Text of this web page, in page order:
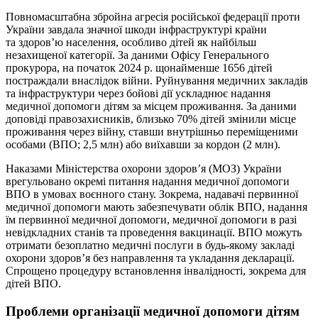
Повномасштабна збройна агресія російської федерації проти
України завдала значної шкоди інфраструктурі країни
та здоров’ю населення, особливо дітей як найбільш
незахищеної категорії. За даними Офісу Генерального
прокурора, на початок 2024 р. щонайменше 1656 дітей
постраждали внаслідок війни. Руйнування медичних закладів
та інфраструктури через бойові дії ускладнює надання
медичної допомоги дітям за місцем проживання. За даними
доповіді правозахисників, близько 70% дітей змінили місце
проживання через війну, ставши внутрішньо переміщеними
особами (ВПО; 2,5 млн) або виїхавши за кордон (2 млн).
Наказами Міністерства охорони здоров’я (МОЗ) України
врегульовано окремі питання надання медичної допомоги
ВПО в умовах воєнного стану. Зокрема, надавачі первинної
медичної допомоги мають забезпечувати облік ВПО, надання
їм первинної медичної допомоги, медичної допомоги в разі
невідкладних станів та проведення вакцинації. ВПО можуть
отримати безоплатно медичні послуги в будь-якому закладі
охорони здоров’я без направлення та укладання декларації.
Спрощено про­цедуру встановлення інвалідності, зокрема для
дітей ВПО.
Проблеми організації медичної допомоги дітям